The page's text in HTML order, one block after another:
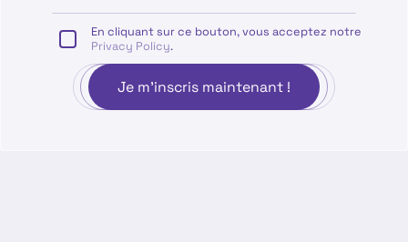
En cliquant sur ce bouton, vous acceptez notre
Privacy Policy.